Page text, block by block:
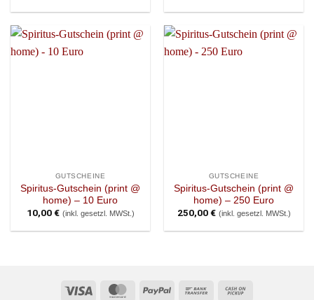
GUTSCHEINE
Spiritus-Gutschein (print @
home) – 10 Euro
10,00€ (inkl. gesetzl. MWSt.)
GUTSCHEINE
Spiritus-Gutschein (print @
home) – 250 Euro
250,00€ (inkl. gesetzl. MWSt.)
Visa MasterCardPayPal
Bank